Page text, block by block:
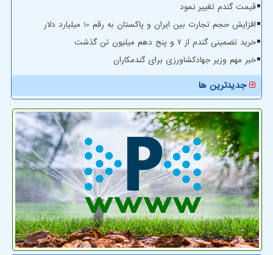
قیمت گندم تغییر نمود
افزایش حجم تجارت بین ایران و پاکستان به رقم 10 میلیارد دلار
خرید تضمینی گندم از ۷ و پنج دهم میلیون تن گذشت
خبر مهم وزیر جهادکشاورزی برای گندمکاران
جدیدترین ها